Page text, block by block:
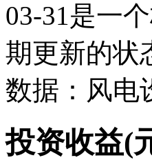
03-31是一
期更新的状
数据：风电
投资收益(